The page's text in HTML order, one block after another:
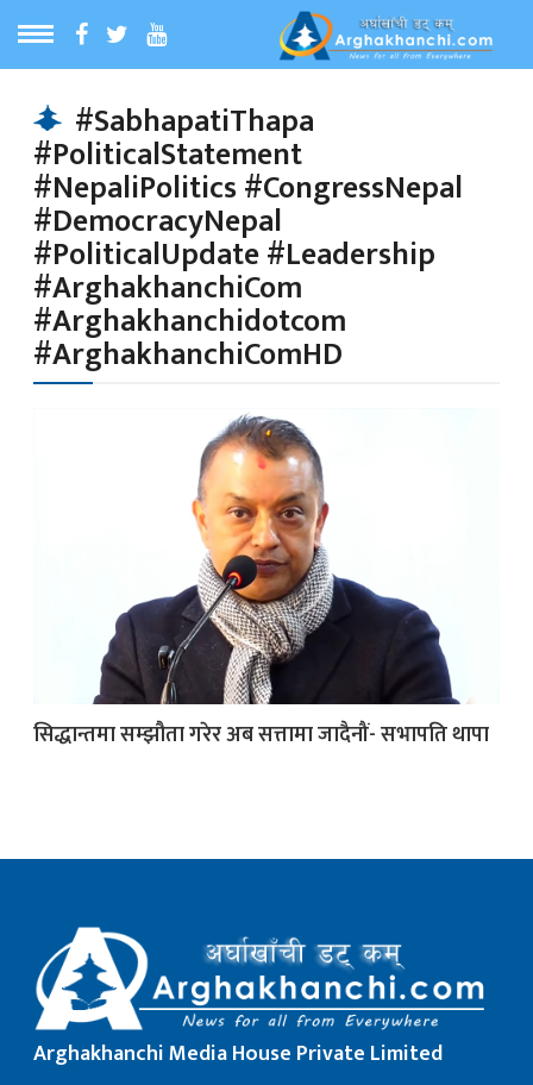
MENU
समाचार
समाचार
समाचार
News
#SabhapatiThapa
#PoliticalStatement
#NepaliPolitics #CongressNepal
#DemocracyNepal
#PoliticalUpdate #Leadership
#ArghakhanchiCom
#Arghakhanchidotcom
#ArghakhanchiComHD
सिद्धान्तमा सम्झौता गरेर अब सत्तामा जादैनौं- सभापति थापा
Arghakhanchi Media House Private Limited